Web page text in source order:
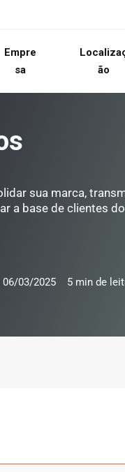
Empre
sa
ão
sua marca,
a base de clientes
06/03/2025 5 min de